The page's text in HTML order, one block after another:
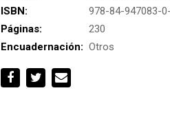
ISBN:
978-84-947083-
Páginas:
230
Encuadernación: Otros